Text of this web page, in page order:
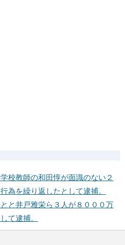
校教師の和田惇が面識のない２
為を繰り返したとして逮捕。
と井戸雅栄ら３人が８０００万
て逮捕。